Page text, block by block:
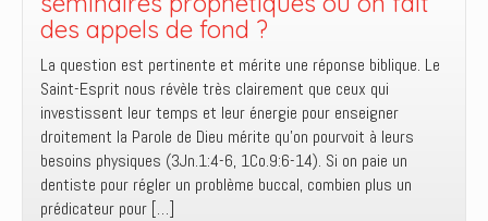
des appels de fond ?
La question est pertinente et mérite une réponse biblique. Le
Saint-Esprit nous révèle très clairement que ceux qui
investissent leur temps et leur énergie pour enseigner
droitement la Parole de Dieu mérite qu’on pourvoit à leurs
besoins physiques (3Jn.1:4-6, 1Co.9:6-14). Si on paie un
dentiste pour régler un problème buccal, combien plus un
prédicateur pour […]